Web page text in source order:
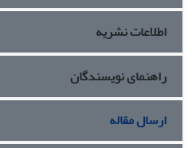
اطلاعات نشریه
راهنمای نویسندگان
ارسال مقاله